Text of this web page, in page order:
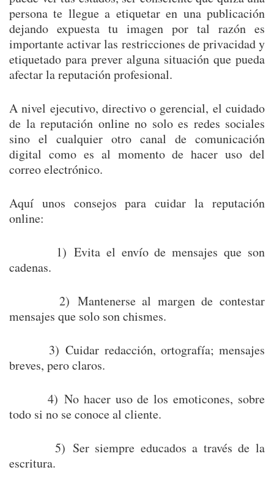
persona te llegue a etiquetar en una publicación
dejando expuesta tu imagen por tal razón es
importante activar las restricciones de privacidad y
etiquetado para prever alguna situación que pueda
afectar la reputación profesional.
A nivel ejecutivo, directivo o gerencial, el cuidado
de la reputación online no solo es redes sociales
sino el cualquier otro canal de comunicación
digital como es al momento de hacer uso del
correo electrónico.
Aquí unos consejos para cuidar la reputación
online:
1) Evita el envío de mensajes que son
cadenas.
2) Mantenerse al margen de contestar
mensajes que solo son chismes.
3) Cuidar redacción, ortografía; mensajes
breves, pero claros.
4) No hacer uso de los emoticones, sobre
todo si no se conoce al cliente.
5) Ser siempre educados a través de la
escritura.